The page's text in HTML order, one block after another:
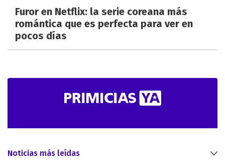
Furor en Netflix: la serie coreana más
romántica que es perfecta para ver en
pocos días
Noticias más leídas